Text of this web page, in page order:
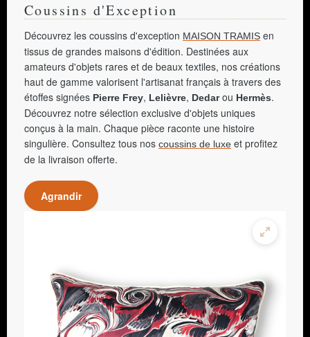
Coussins d'Exception
Découvrez les coussins d'exception MAISON TRAMIS en
tissus de grandes maisons d'édition. Destinées aux
amateurs d'objets rares et de beaux textiles, nos créations
haut de gamme valorisent l'artisanat français à travers des
étoffes signées Pierre Frey, Lelièvre, Dedarou Hermès.
Découvrez notre sélection exclusive d'objets uniques
conçus à la main. Chaque pièce raconte une histoire
singulière. Consultez tous nos coussins de luxe et profitez
de la livraison offerte.
Agrandir